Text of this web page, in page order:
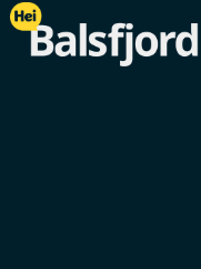
Kultur og historie